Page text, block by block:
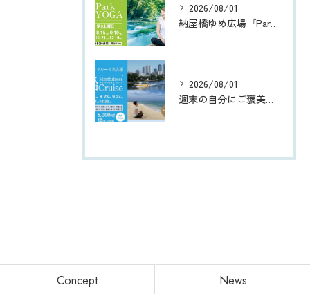
2026/08/01
納屋橋ゆめ広場『Park朝YOGA』
2026/08/01
週末の自分にご褒美を 〜五感でリフレッシュする都会のオアシス®︎ 船 | 『マインドフルネスクルーズ』 ｘ Wellness Trip
Concept News